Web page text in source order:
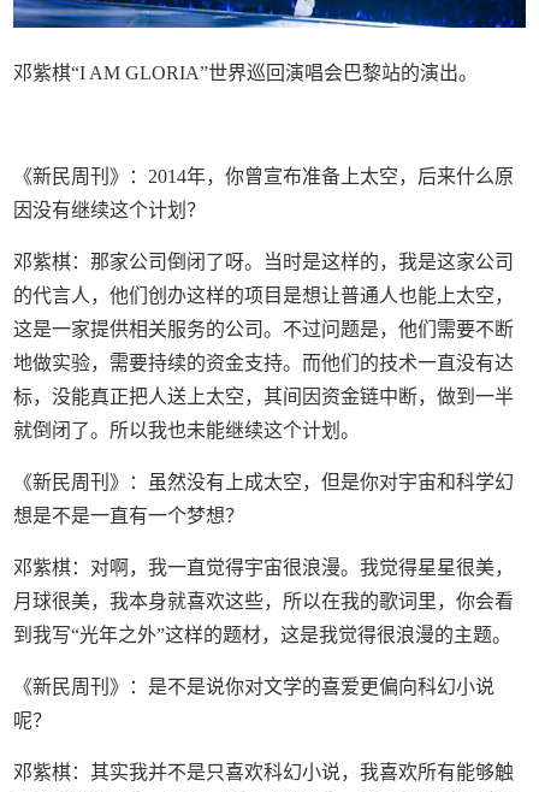
邓紫棋“I AM GLORIA”世界巡回演唱会巴黎站的演出。
《新民周刊》：2014年，你曾宣布准备上太空，后来什么原
因没有继续这个计划？
邓紫棋：那家公司倒闭了呀。当时是这样的，我是这家公司
的代言人，他们创办这样的项目是想让普通人也能上太空，
这是一家提供相关服务的公司。不过问题是，他们需要不断
地做实验，需要持续的资金支持。而他们的技术一直没有达
标，没能真正把人送上太空，其间因资金链中断，做到一半
就倒闭了。所以我也未能继续这个计划。
《新民周刊》：虽然没有上成太空，但是你对宇宙和科学幻
想是不是一直有一个梦想？
邓紫棋：对啊，我一直觉得宇宙很浪漫。我觉得星星很美，
月球很美，我本身就喜欢这些，所以在我的歌词里，你会看
到我写“光年之外”这样的题材，这是我觉得很浪漫的主题。
《新民周刊》：是不是说你对文学的喜爱更偏向科幻小说
呢？
邓紫棋：其实我并不是只喜欢科幻小说，我喜欢所有能够触